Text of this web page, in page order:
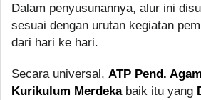
Dalam penyusunannya, alur ini
sesuai dengan urutan kegiatan
dari hari ke hari.
Secara universal, ATP Pend.
Kurikulum Merdekabaik itu yang